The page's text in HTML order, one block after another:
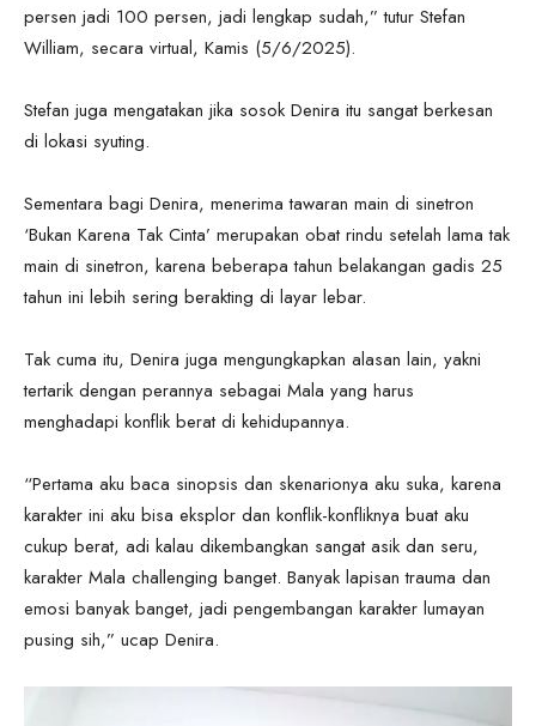
persen jadi 100 persen, jadi lengkap sudah,” tutur Stefan
William, secara virtual, Kamis (5/6/2025).
Stefan juga mengatakan jika sosok Denira itu sangat berkesan
di lokasi syuting.
Sementara bagi Denira, menerima tawaran main di sinetron
‘Bukan Karena Tak Cinta’ merupakan obat rindu setelah lama tak
main di sinetron, karena beberapa tahun belakangan gadis 25
tahun ini lebih sering berakting di layar lebar.
Tak cuma itu, Denira juga mengungkapkan alasan lain, yakni
tertarik dengan perannya sebagai Mala yang harus
menghadapi konflik berat di kehidupannya.
“Pertama aku baca sinopsis dan skenarionya aku suka, karena
karakter ini aku bisa eksplor dan konflik-konfliknya buat aku
cukup berat, adi kalau dikembangkan sangat asik dan seru,
karakter Mala challenging banget. Banyak lapisan trauma dan
emosi banyak banget, jadi pengembangan karakter lumayan
pusing sih,” ucap Denira.